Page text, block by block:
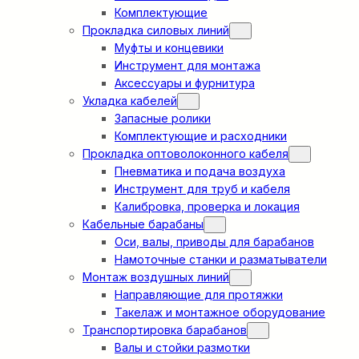
Комплектующие
Прокладка силовых линий
Муфты и концевики
Инструмент для монтажа
Аксессуары и фурнитура
Укладка кабелей
Запасные ролики
Комплектующие и расходники
Прокладка оптоволоконного кабеля
Пневматика и подача воздуха
Инструмент для труб и кабеля
Калибровка, проверка и локация
Кабельные барабаны
Оси, валы, приводы для барабанов
Намоточные станки и разматыватели
Монтаж воздушных линий
Направляющие для протяжки
Такелаж и монтажное оборудование
Транспортировка барабанов
Валы и стойки размотки